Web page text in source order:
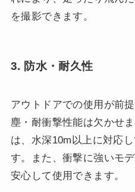
を撮影できます。
3. 防水・耐久性
アウトドアでの使用が前
塵・耐衝撃性能は欠かせ
は、水深10m以上に対応
す。また、衝撃に強いモ
安心して使用できます。